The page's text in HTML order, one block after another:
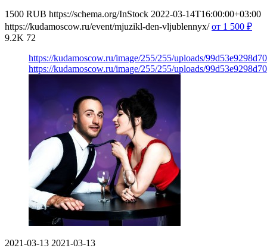
1500 RUB https://schema.org/InStock 2022-03-14T16:00:00+03:00
https://kudamoscow.ru/event/mjuzikl-den-vljublennyx/ от 1 500 ₽
9.2K 72
https://kudamoscow.ru/image/255/255/uploads/
https://kudamoscow.ru/image/255/255/uploads/
2021-03-13 2021-03-13